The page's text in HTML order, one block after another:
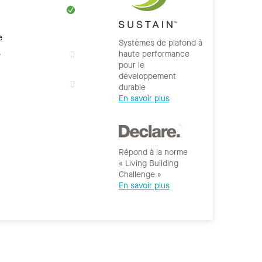
Systèmes de plafond à
haute performance
pour le
développement
durable
En savoir plus
Répond à la norme
« Living Building
Challenge »
En savoir plus